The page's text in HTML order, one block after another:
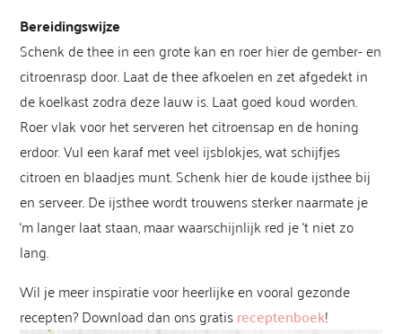
Bereidingswijze
Schenk de thee in een grote kan en roer hier de gember- en
citroenrasp door. Laat de thee afkoelen en zet afgedekt in
de koelkast zodra deze lauw is. Laat goed koud worden.
Roer vlak voor het serveren het citroensap en de honing
erdoor. Vul een karaf met veel ijsblokjes, wat schijfjes
citroen en blaadjes munt. Schenk hier de koude ijsthee bij
en serveer. De ijsthee wordt trouwens sterker naarmate je
‘m langer laat staan, maar waarschijnlijk red je ‘t niet zo
lang.
Wil je meer inspiratie voor heerlijke en vooral gezonde
recepten? Download dan ons gratisreceptenboek!